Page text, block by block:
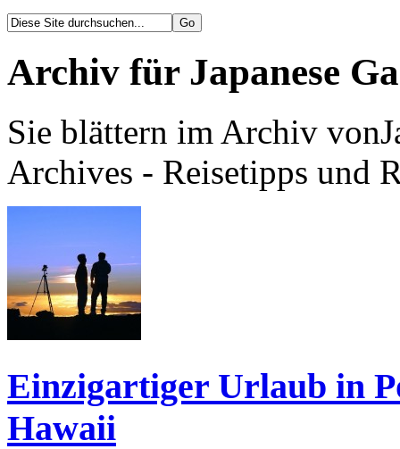
Archiv für Japanese
Sie blättern im Archiv
Archives - Reisetipps und
Einzigartiger Urlaub in
Hawaii